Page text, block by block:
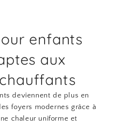
enfants
aux
deviennent de plus en
foyers modernes grâce à
chaleur uniforme et